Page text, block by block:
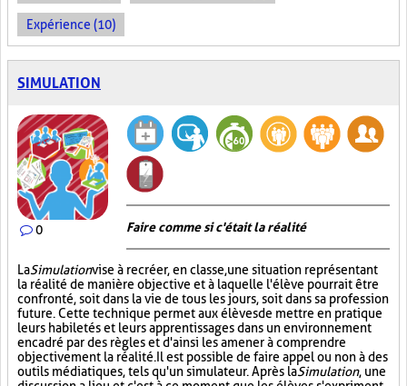
Expérience (10)
SIMULATION
0 Faire comme si c'était la réalité
LaSimulationvise à recréer, en classe, une situation représentant
la réalité de manière objective et à laquelle l'élève pourrait être
confronté, soit dans la vie de tous les jours, soit dans sa profession
future. Cette technique permet aux élèves de mettre en pratique
leurs habiletés et leurs apprentissages dans un environnement
encadré par des règles et d'ainsi les amener à comprendre
objectivement la réalité. Il est possible de faire appel ou non à des
outils médiatiques, tels qu'un simulateur. Après laSimulation, une